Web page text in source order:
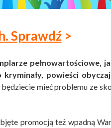
Sprawdź>
pełnowartościowe,
powieści
będziecie mieć problemu ze
promocją też wpadną